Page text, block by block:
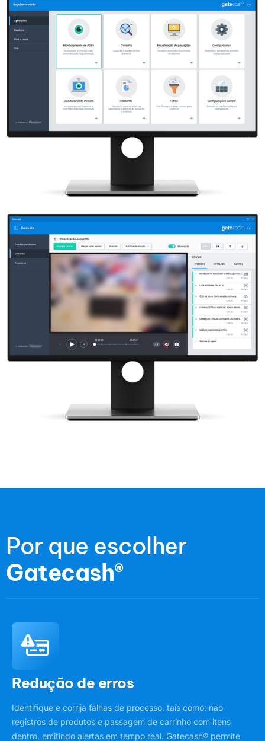
Por que escolher
Gatecash®
Redução de erros
Identifique e corrija falhas de processo, tais como: não
registros de produtos e passagem de carrinho com itens
dentro, emitindo alertas em tempo real. Gatecash® permite